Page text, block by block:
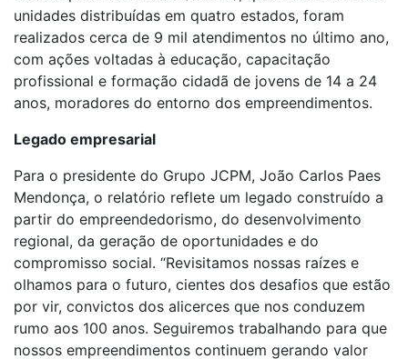
unidades distribuídas em quatro estados, foram
realizados cerca de 9 mil atendimentos no último ano,
com ações voltadas à educação, capacitação
profissional e formação cidadã de jovens de 14 a 24
anos, moradores do entorno dos empreendimentos.
Legado empresarial
Para o presidente do Grupo JCPM, João Carlos Paes
Mendonça, o relatório reflete um legado construído a
partir do empreendedorismo, do desenvolvimento
regional, da geração de oportunidades e do
compromisso social. “Revisitamos nossas raízes e
olhamos para o futuro, cientes dos desafios que estão
por vir, convictos dos alicerces que nos conduzem
rumo aos 100 anos. Seguiremos trabalhando para que
nossos empreendimentos continuem gerando valor